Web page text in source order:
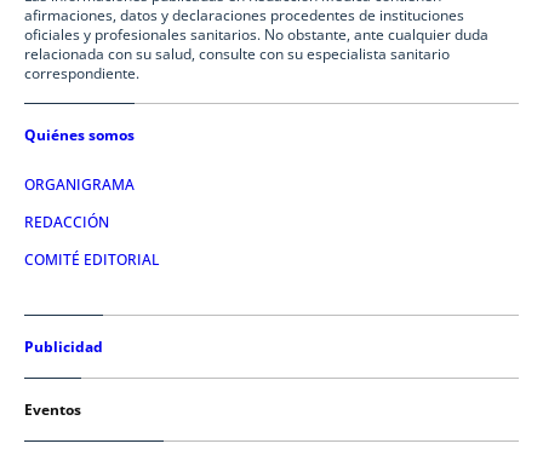
afirmaciones, datos y declaraciones procedentes de instituciones
oficiales y profesionales sanitarios. No obstante, ante cualquier duda
relacionada con su salud, consulte con su especialista sanitario
correspondiente.
Quiénes somos
ORGANIGRAMA
REDACCIÓN
COMITÉ EDITORIAL
Publicidad
Eventos